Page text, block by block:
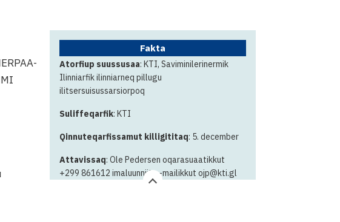
Fakta
Atorfiup suussusaa: KTI, Saviminilerinermik
Ilinniarfik ilinniarneq pillugu
ilitsersuisussarsiorpoq
Suliffeqarfik: KTI
Qinnuteqarfissamut killigititaq: 5. december
Attavissaq: Ole Pedersen oqarasuaatikkut
+299 861612 imaluunniit e-mailikkut ojp@kti.gl